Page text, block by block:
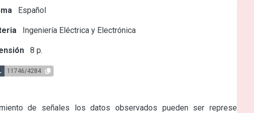
Español
Ingeniería Eléctrica y Electrónica
8 p.
11746/4284
de señales los datos observados pueden ser